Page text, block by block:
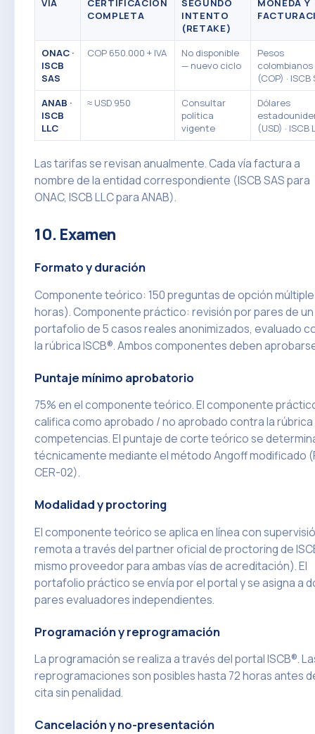
VÍA
CERTIFICACIÓN
COMPLETA
SEGUNDO
INTENTO
(RETAKE)
MONEDA Y
ONAC ·
ISCB
SAS
COP 650.000 + IVA
No disponible
— nuevo ciclo
Pesos
colombianos
(COP) · ISCB
ANAB ·
ISCB
LLC
≈ USD 950
Consultar
política
vigente
Dólares
(USD) · ISCB
Las tarifas se revisan anualmente. Cada vía factura a
nombre de la entidad correspondiente (ISCB SAS para
ONAC, ISCB LLC para ANAB).
10. Examen
Formato y duración
Componente teórico: 150 preguntas de opción
horas). Componente práctico: revisión por pares de un
portafolio de 5 casos reales anonimizados, evaluado
la rúbrica ISCB®. Ambos componentes deben
Puntaje mínimo aprobatorio
75% en el componente teórico. El componente
califica como aprobado / no aprobado contra la
competencias. El puntaje de corte teórico se
técnicamente mediante el método Angoff modificado
CER-02).
Modalidad y proctoring
El componente teórico se aplica en línea con
remota a través del partner oficial de proctoring de
mismo proveedor para ambas vías de acreditación). El
portafolio práctico se envía por el portal y se asigna a
pares evaluadores independientes.
Programación y reprogramación
La programación se realiza a través del portal ISCB®.
reprogramaciones son posibles hasta 72 horas antes
cita sin penalidad.
Cancelación y no-presentación